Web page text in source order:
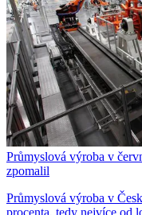
Průmyslová výroba v
zpomalil
Průmyslová výroba v
procenta, tedy nejvíce od